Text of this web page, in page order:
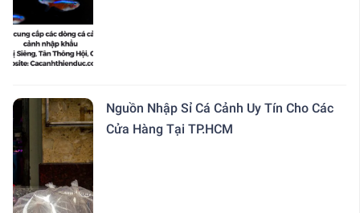
Nguồn Nhập Sỉ Cá Cảnh Uy Tín Cho Các
Cửa Hàng Tại TP.HCM